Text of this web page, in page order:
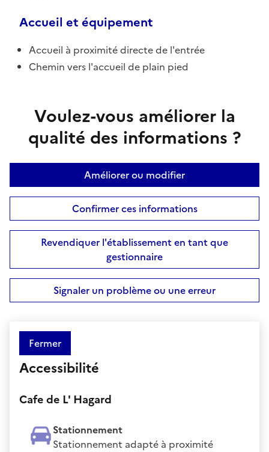
Accueil et équipement
Accueil à proximité directe de l'entrée
Chemin vers l'accueil de plain pied
Voulez-vous améliorer la
qualité des informations ?
Améliorer ou modifier
Confirmer ces informations
Revendiquer l'établissement en tant que
gestionnaire
Signaler un problème ou une erreur
Fermer
Accessibilité
Cafe de L' Hagard
Stationnement
Stationnement adapté à proximité